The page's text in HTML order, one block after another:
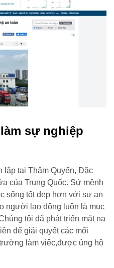
sự nghiệp
lập tại Thâm Quyến, Đặc
của Trung Quốc. Sứ mệnh
sống tốt đẹp hơn với sự an
người lao động luôn là mục
tôi đã phát triển mặt nạ
để giải quyết các mối
làm việc,được ủng hộ